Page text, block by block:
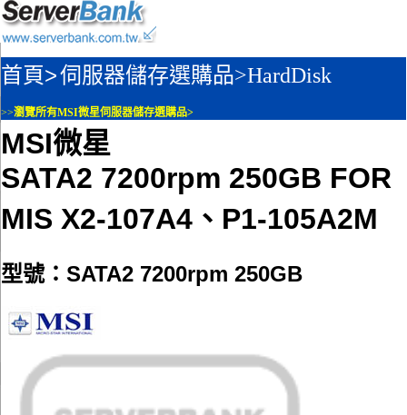
首頁>伺服器儲存選購品>HardDisk
>>瀏覽所有MSI微星伺服器儲存選購品>
MSI微星
SATA2 7200rpm 250GB FOR
MIS X2-107A4、P1-105A2M
型號：SATA2 7200rpm 250GB